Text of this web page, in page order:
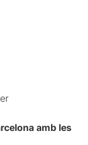
amb les